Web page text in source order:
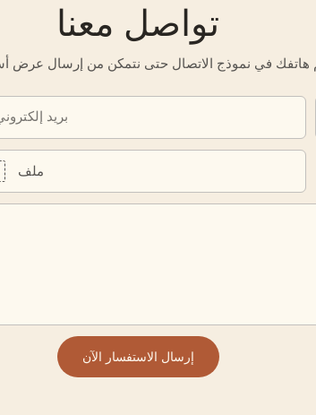
تواصل معنا
بريد
ملف
إرسال الاستفسار الآن